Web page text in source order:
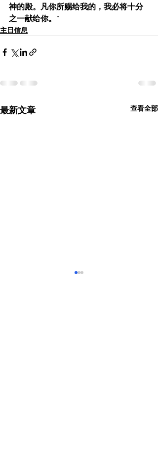
神的殿。凡你所赐给我的，我必将十分
之一献给你。”
主日信息
最新文章 查看全部